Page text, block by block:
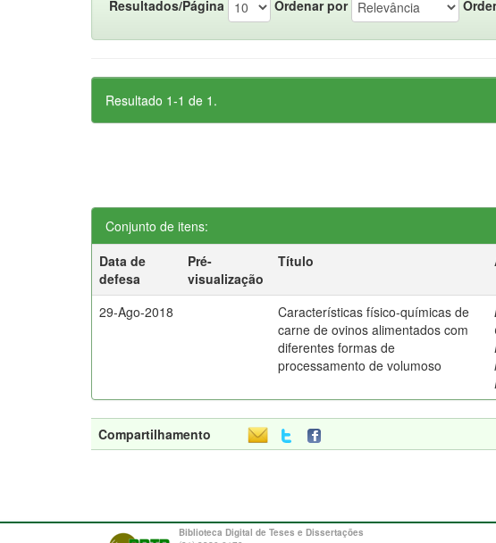
Resultados/Página Ordenar por
Resultado 1-1 de 1.
Conjunto de itens:
Data de
defesa
Pré-
visualização
Título
29-Ago-2018
Características físico-químicas de
carne de ovinos alimentados com
diferentes formas de
processamento de volumoso
Compartilhamento
Biblioteca Digital de Teses e Dissertações